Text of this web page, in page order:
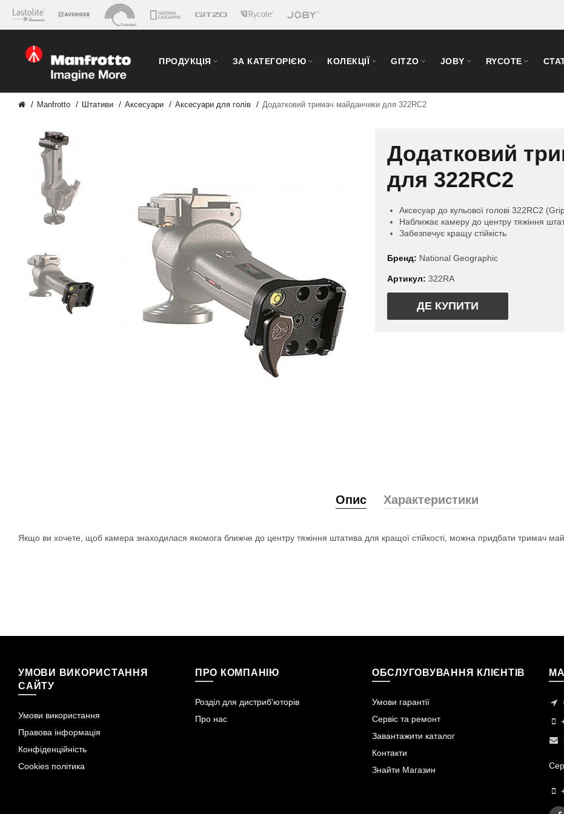
ПРОДУКЦІЯ ЗА КАТЕГОРІЄЮ КОЛЕКЦІЇ GITZO JOBY RYCOTE
Manfrotto Штативи Аксесуари Аксесуари для голів Додатковий тримач майданчики для 322RC2
Додатковий
для 322RC2
Аксесуар до кульової голові 322RC2
Наближає камеру до центру тяжіння
Забезпечує кращу стійкість
Бренд: National Geographic
Артикул: 322RA
ДЕ КУПИТИ
Опис Характеристики
Якщо ви хочете, щоб камера знаходилася якомога ближче до центру тяжіння штатива для кращої стійкості, можна придбати тримач
УМОВИ ВИКОРИСТАННЯ
САЙТУ
Умови використання
Правова інформація
Конфіденційність
Cookies політика
ПРО КОМПАНІЮ
Розділ для дистриб'юторів
Про нас
ОБСЛУГОВУВАННЯ КЛІЄНТІВ
Умови гарантії
Сервіс та ремонт
Завантажити каталог
Контакти
Знайти Магазин